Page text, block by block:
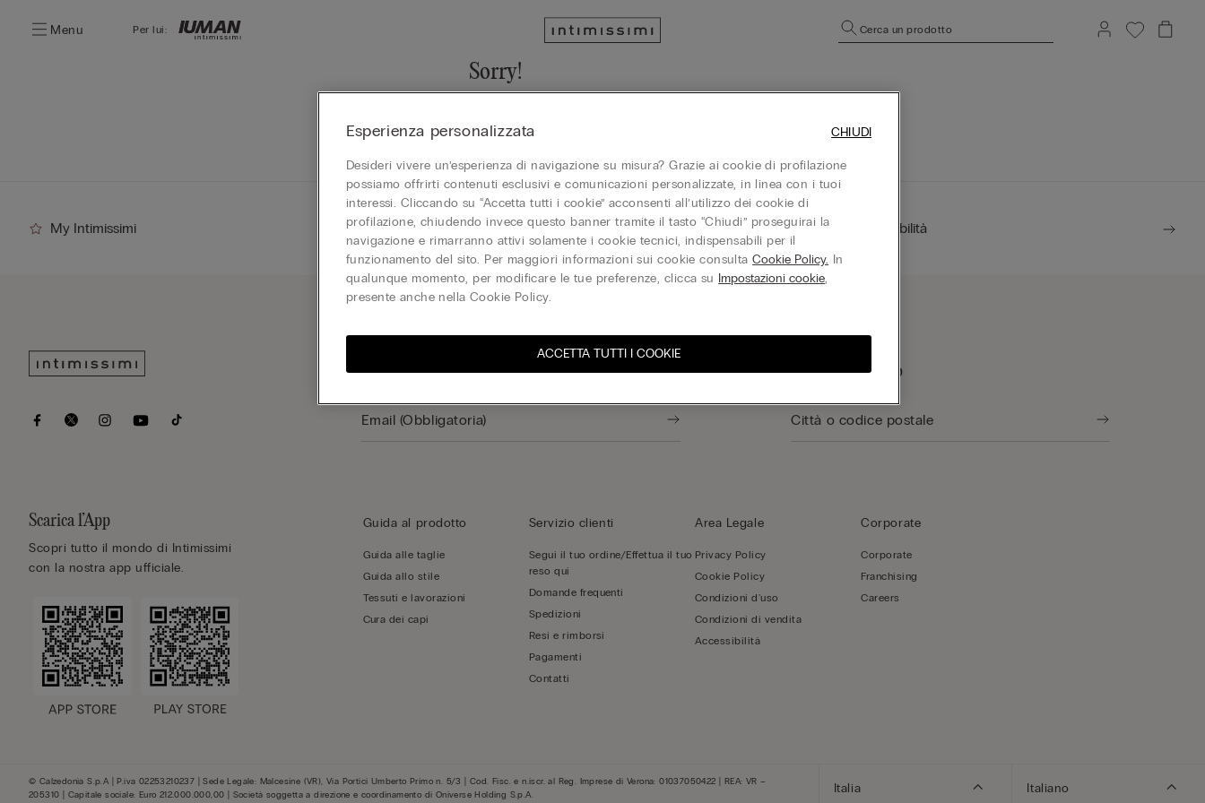
Menu Per lui: Cerca un prodotto
Sorry!
My Intimissimi Gift Card Sostenibilità
Scarica l’App
Scopri tutto il mondo di Intimissimi
con la nostra app ufficiale.
Iscriviti alla newsletter Trova un negozio
Guida al prodotto
Guida alle taglie
Guida allo stile
Tessuti e lavorazioni
Cura dei capi
Servizio clienti
Segui il tuo ordine/Effettua il tuo
reso qui
Domande frequenti
Spedizioni
Resi e rimborsi
Pagamenti
Contatti
Area Legale
Privacy Policy
Cookie Policy
Condizioni d'uso
Condizioni di vendita
Accessibilità
Corporate
Corporate
Franchising
Careers
© Calzedonia S.p.A | P.iva 02253210237 | Sede Legale: Malcesine (VR), Via Portici Umberto Primo n. 5/3 | Cod. Fisc. e n.iscr. al Reg. Imprese di Verona: 01037050422 | REA: VR –
205310 | Capitale sociale: Euro 212.000.000,00 | Società soggetta a direzione e coordinamento di Oniverse Holding S.p.A.
Italia Italiano
Esperienza personalizzata
Desideri vivere un’esperienza di navigazione su misura? Grazie ai cookie di profilazione
possiamo offrirti contenuti esclusivi e comunicazioni personalizzate, in linea con i tuoi
interessi. Cliccando su “Accetta tutti i cookie” acconsenti all’utilizzo dei cookie di
profilazione, chiudendo invece questo banner tramite il tasto “Chiudi” proseguirai la
navigazione e rimarranno attivi solamente i cookie tecnici, indispensabili per il
funzionamento del sito. Per maggiori informazioni sui cookie consultaCookie Policy. In
qualunque momento, per modificare le tue preferenze, clicca su Impostazioni cookie,
presente anche nella Cookie Policy.
ACCETTA TUTTI I COOKIE
CHIUDI